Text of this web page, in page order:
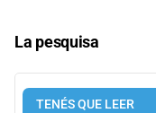
La pesquisa
TENÉS QUE LEER